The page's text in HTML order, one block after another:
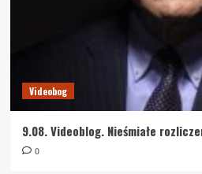
Videobog
9.08. Videoblog. Nieśmiałe
0